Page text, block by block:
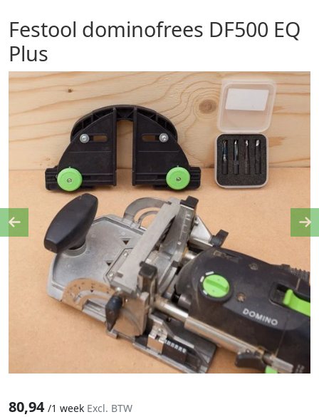
Festool dominofrees DF500 EQ
Plus
80,94 /1 week Excl. BTW
Previous